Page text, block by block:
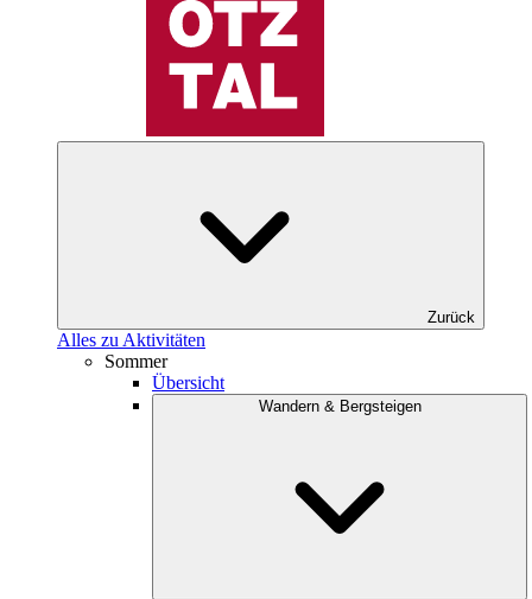
Zurück
Alles zu Aktivitäten
Sommer
Übersicht
Wandern & Bergsteigen